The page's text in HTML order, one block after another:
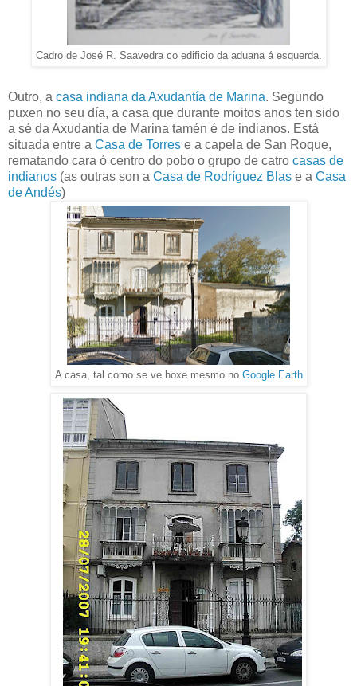
Cadro de José R. Saavedra co edificio da aduana á esquerda.
Outro, a casa indiana da Axudantía de Marina. Segundo
puxen no seu día, a casa que durante moitos anos ten sido
a sé da Axudantía de Marina tamén é de indianos. Está
situada entre a Casa de Torres e a capela de San Roque,
rematando cara ó centro do pobo o grupo de catro casas de
indianos (as outras son a Casa de Rodríguez Blas e a Casa
de Andés)
A casa, tal como se ve hoxe mesmo no Google Earth